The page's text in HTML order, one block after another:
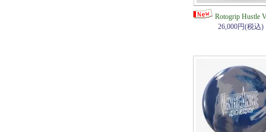
Rotogrip Hustle
26,000円(税込)